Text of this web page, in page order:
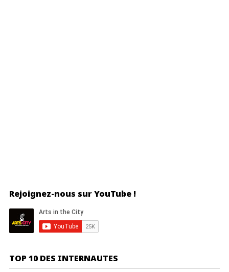
Rejoignez-nous sur YouTube !
TOP 10 DES INTERNAUTES